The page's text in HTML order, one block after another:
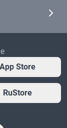
App Store
RuStore